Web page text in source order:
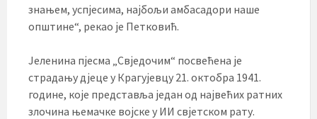
знањем, успјесима, најбољи амбасадори наше
општине“, рекао је Петковић.
Јеленина пјесма „Свједочим“ посвећена је
страдању дјеце у Крагујевцу 21. октобра 1941.
године, које представља један од највећих ратних
злочина њемачке војске у ИИ свјетском рату.